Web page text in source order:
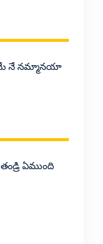
నే నమ్మానయా
ఏముంది